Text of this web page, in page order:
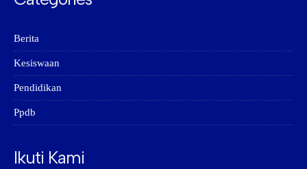
Berita
Kesiswaan
Pendidikan
Ppdb
Ikuti Kami